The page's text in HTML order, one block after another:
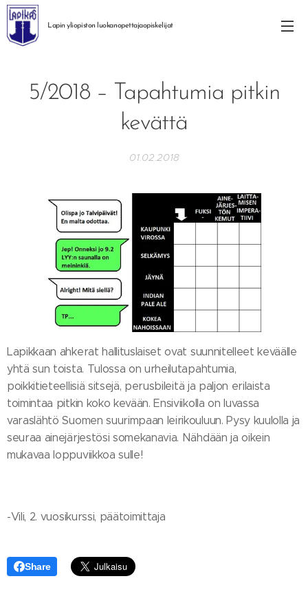
Lapin yliopiston luokanopettajaopiskelijat
5/2018 – Tapahtumia pitkin
kevättä
01.02.2018
Lapikkaan ahkerat hallituslaiset ovat suunnitelleet keväälle
yhtä sun toista. Tulossa on urheilutapahtumia,
poikkitieteellisiä sitsejä, perusbileitä ja paljon erilaista
toimintaa pitkin koko kevään. Ensiviikolla on luvassa
varaslähtö Suomen suurimpaan leirikouluun. Pysy kuulolla ja
seuraa ainejärjestösi somekanavia. Nähdään ja oikein
mukavaa loppuviikkoa sulle!
-Vili, 2. vuosikurssi, päätoimittaja
Share